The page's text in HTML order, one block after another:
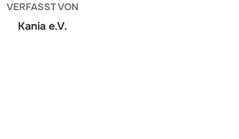
VERFASST VON
Kania e.V.